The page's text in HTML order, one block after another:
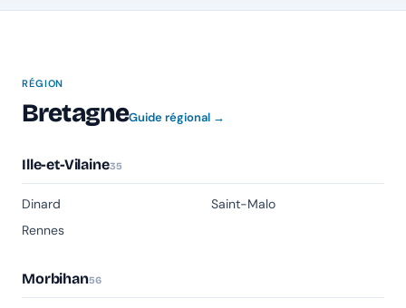
RÉGION
BretagneGuide régional →
Ille-et-Vilaine35
Dinard
Rennes
Saint-Malo
Morbihan56